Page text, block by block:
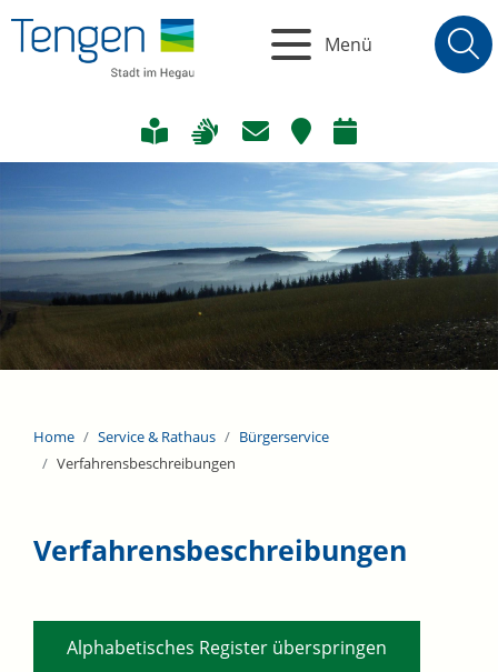
Menü
Home Service & Rathaus
Bürgerservice
Verfahrensbeschreibungen
Verfahrensbeschreibungen
Alphabetisches Register überspringen